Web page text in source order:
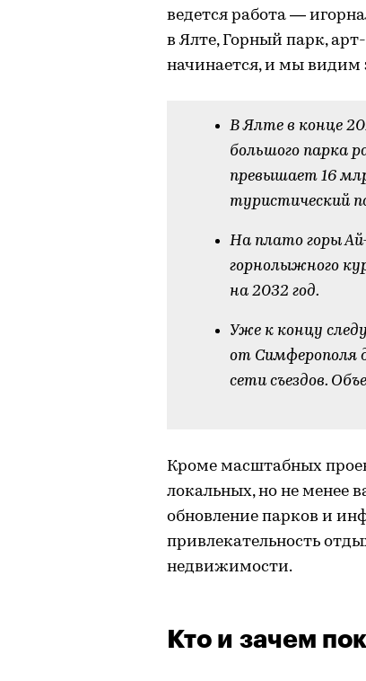
ведется работа —
в Ялте, Горный парк,
начинается, и мы видим
В Ялте в конце
большого парка
превышает 16
туристический
На плато горы
горнолыжного
на 2032 год.
Уже к концу
от Симферополя
сети съездов.
Кроме масштабных
локальных, но не менее
обновление парков и
привлекательность
недвижимости.
Кто и зачем